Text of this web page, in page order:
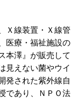
Ｘ線装置・Ｘ線管
医療・福祉施設の
本澤』が販売して
見えない菌やウイ
発された紫外線自
であり、ＮＰＯ法